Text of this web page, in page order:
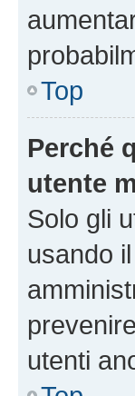
Top
Perché
utente
Solo gli
usando
utenti